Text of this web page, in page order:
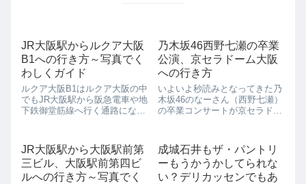
JR大阪駅からルクア大阪
B1への行き方～写真でく
わしくガイド
ルクア大阪B1はルクア大阪の中
でもJR大阪駅から阪急電車や地
下鉄御堂筋線へ行く通路になる
ころからも、朝早くから開いて
いる店が多く、多くの人たちが
ルクア大阪B1で朝食をとった
り、ランチ...
乃木坂46西野七瀬の卒業
公演、京セラドーム大阪
への行き方
いよいよ秒読みとなってきた乃
木坂46のなーさん（西野七瀬）
の卒業コンサートが京セラドー
公演に期待が高まりますよね！
このページでは全国から京セラ
ドーム大阪に向かうファンのた
めに行き...
JR大阪駅から大阪駅前第
三ビル、大阪駅前第四ビ
ルへの行き方～写真でく
成城石井もザ・パントリ
ーもうかうかしてられな
い？デリカッセンでもあ